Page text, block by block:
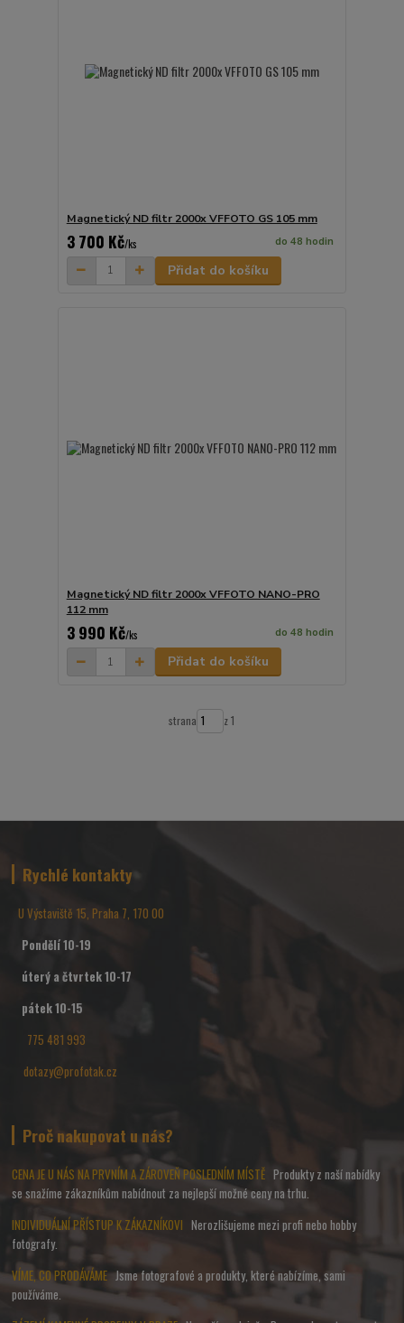
Magnetický ND filtr 2000x VFFOTO GS 105 mm
3 700 Kč/ks do 48 hodin
Přidat do košíku
Magnetický ND filtr 2000x VFFOTO NANO-PRO
112 mm
3 990 Kč/ks do 48 hodin
Přidat do košíku
strana z 1
Rychlé kontakty
U Výstaviště 15, Praha 7, 170 00
Pondělí 10-19
úterý a čtvrtek 10-17
pátek 10-15
775 481 993
dotazy@profotak.cz
Proč nakupovat u nás?
CENA JE U NÁS NA PRVNÍM A ZÁROVEŇ POSLEDNÍM MÍSTĚ Produkty z naší nabídky
se snažíme zákazníkům nabídnout za nejlepší možné ceny na trhu.
INDIVIDUÁLNÍ PŘÍSTUP K ZÁKAZNÍKOVINerozlišujeme mezi profi nebo hobby
fotografy.
VÍME, CO PRODÁVÁMEJsme fotografové a produkty, které nabízíme, sami
používáme.